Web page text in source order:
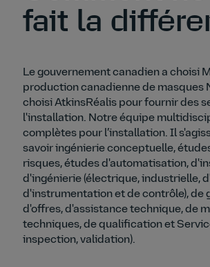
fait la
Le gouvernement canadien a choisi
production canadienne de masques
choisi AtkinsRéalis pour fournir des
l'installation. Notre équipe
complètes pour l’installation. Il
savoir ingénierie conceptuelle,
risques, études d'automatisation,
d'ingénierie (électrique, industrielle,
d'instrumentation et de contrôle), de
d'offres, d'assistance technique, de
techniques, de qualification et
inspection, validation).